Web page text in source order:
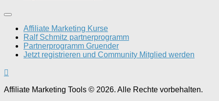
Affiliate Marketing Kurse
Ralf Schmitz partnerprogramm
Partnerprogramm Gruender
Jetzt registrieren und Community Mitglied werden
Affiliate Marketing Tools © 2026. Alle Rechte vorbehalten.